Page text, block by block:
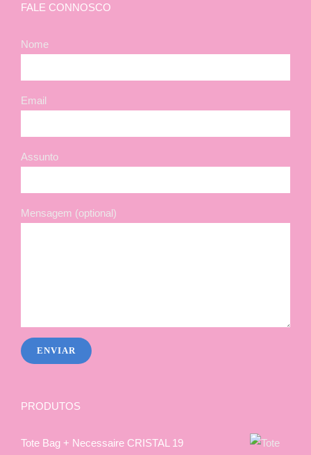
FALE CONNOSCO
Nome
Email
Assunto
Mensagem (optional)
PRODUTOS
Tote Bag + Necessaire CRISTAL 19